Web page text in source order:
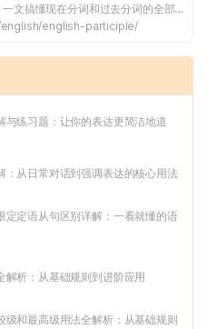
文搞懂现在分词和过去分词的全部用法
english-participle/
与练习题：让你的表达更简洁地道
：从日常对话到强调表达的核心用法
定定语从句区别详解：一看就懂的语
解析：从基础规则到进阶应用
级和最高级用法全解析：从基础规则